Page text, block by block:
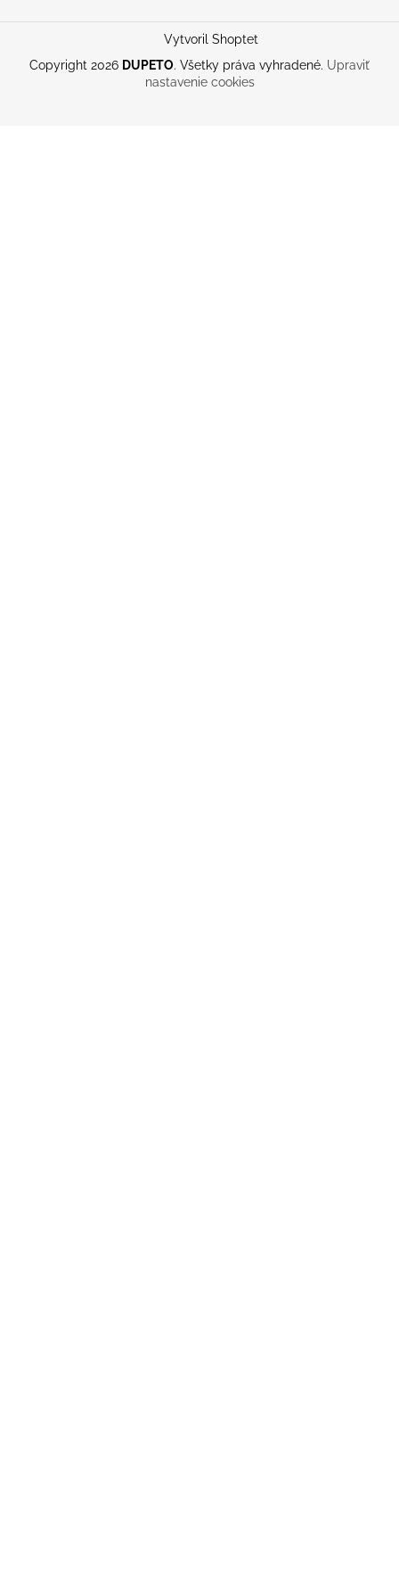
Vytvoril Shoptet
Copyright 2026 DUPETO. Všetky práva vyhradené. Upraviť
nastavenie cookies